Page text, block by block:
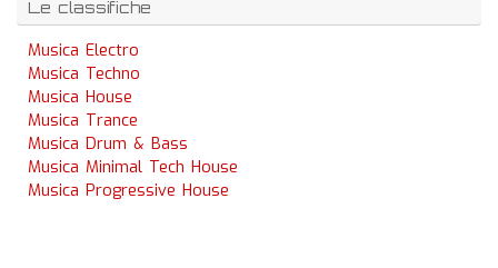
Le classifiche
Musica Electro
Musica Techno
Musica House
Musica Trance
Musica Drum & Bass
Musica Minimal Tech House
Musica Progressive House